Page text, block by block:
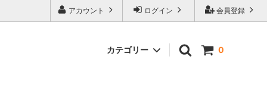
会員登録
ログイン
アカウント
0
カテゴリー